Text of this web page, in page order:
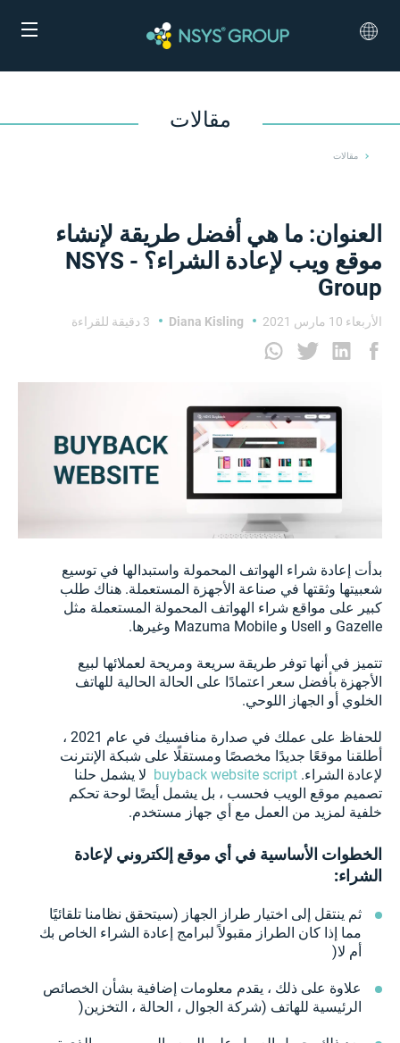
مقالات
مقالات
العنوان: ما هي أفضل طريقة لإنشاء
موقع ويب لإعادة الشراء؟ - NSYS
Group
الأربعاء 10 مارس 2021
بدأت إعادة شراء الهواتف المحمولة واستبدالها في توسيع
شعبيتها وثقتها في صناعة الأجهزة المستعملة. هناك طلب
كبير على مواقع شراء الهواتف المحمولة المستعملة مثل
Gazelle و Usell و Mazuma Mobile وغيرها.
تتميز في أنها توفر طريقة سريعة ومريحة لعملائها لبيع
الأجهزة بأفضل سعر اعتمادًا على الحالة الحالية للهاتف
الخلوي أو الجهاز اللوحي.
للحفاظ على عملك في صدارة منافسيك في عام 2021 ،
أطلقنا موقعًا جديدًا مخصصًا ومستقلًا على شبكة الإنترنت
لإعادة الشراء. buyback website script لا يشمل حلنا
تصميم موقع الويب فحسب ، بل يشمل أيضًا لوحة تحكم
خلفية لمزيد من العمل مع أي جهاز مستخدم.
الخطوات الأساسية في أي موقع إلكتروني لإعادة
الشراء:
ثم ينتقل إلى اختيار طراز الجهاز (سيتحقق نظامنا تلقائيًا
مما إذا كان الطراز مقبولاً لبرامج إعادة الشراء الخاص بك
أم لا(
علاوة على ذلك ، يقدم معلومات إضافية بشأن الخصائص
الرئيسية للهاتف (شركة الجوال ، الحالة ، التخزين(